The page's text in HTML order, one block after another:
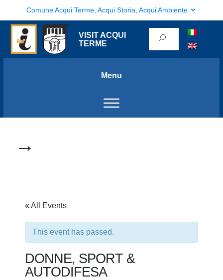
Comune Acqui Terme, Acqui Storia, Acqui Ambiente
VISIT ACQUI
TERME
Menu
→
« All Events
This event has passed.
DONNE, SPORT &
AUTODIFESA